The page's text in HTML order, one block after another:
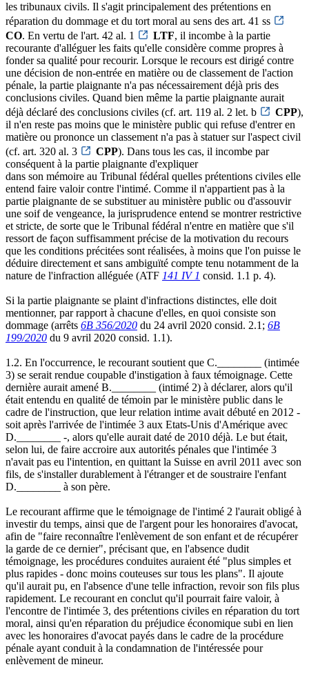
les tribunaux civils. Il s'agit principalement des prétentions en
réparation du dommage et du tort moral au sens des art. 41 ss
CO. En vertu de l'art. 42 al. 1 LTF, il incombe à la partie
recourante d'alléguer les faits qu'elle considère comme propres à
fonder sa qualité pour recourir. Lorsque le recours est dirigé contre
une décision de non-entrée en matière ou de classement de l'action
pénale, la partie plaignante n'a pas nécessairement déjà pris des
conclusions civiles. Quand bien même la partie plaignante aurait
déjà déclaré des conclusions civiles (cf. art. 119 al. 2 let. b
CPP),
il n'en reste pas moins que le ministère public qui refuse d'entrer en
matière ou prononce un classement n'a pas à statuer sur l'aspect civil
(cf. art. 320 al. 3
CPP). Dans tous les cas, il incombe par
conséquent à la partie plaignante d'expliquer
dans son mémoire au Tribunal fédéral quelles prétentions civiles elle
entend faire valoir contre l'intimé. Comme il n'appartient pas à la
partie plaignante de se substituer au ministère public ou d'assouvir
une soif de vengeance, la jurisprudence entend se montrer restrictive
et stricte, de sorte que le Tribunal fédéral n'entre en matière que s'il
ressort de façon suffisamment précise de la motivation du recours
que les conditions précitées sont réalisées, à moins que l'on puisse le
déduire directement et sans ambiguïté compte tenu notamment de la
nature de l'infraction alléguée (ATF 141 IV 1 consid. 1.1 p. 4).
Si la partie plaignante se plaint d'infractions distinctes, elle doit
mentionner, par rapport à chacune d'elles, en quoi consiste son
dommage (arrêts 6B 356/2020 du 24 avril 2020 consid. 2.1; 6B
199/2020 du 9 avril 2020 consid. 1.1).
1.2. En l'occurrence, le recourant soutient que C.________ (intimée
3) se serait rendue coupable d'instigation à faux témoignage. Cette
dernière aurait amené B.________ (intimé 2) à déclarer, alors qu'il
était entendu en qualité de témoin par le ministère public dans le
cadre de l'instruction, que leur relation intime avait débuté en 2012 -
soit après l'arrivée de l'intimée 3 aux Etats-Unis d'Amérique avec
D.________ -, alors qu'elle aurait daté de 2010 déjà. Le but était,
selon lui, de faire accroire aux autorités pénales que l'intimée 3
n'avait pas eu l'intention, en quittant la Suisse en avril 2011 avec son
fils, de s'installer durablement à l'étranger et de soustraire l'enfant
D.________ à son père.
Le recourant affirme que le témoignage de l'intimé 2 l'aurait obligé à
investir du temps, ainsi que de l'argent pour les honoraires d'avocat,
afin de "faire reconnaître l'enlèvement de son enfant et de récupérer
la garde de ce dernier", précisant que, en l'absence dudit
témoignage, les procédures conduites auraient été "plus simples et
plus rapides - donc moins couteuses sur tous les plans". Il ajoute
qu'il aurait pu, en l'absence d'une telle infraction, revoir son fils plus
rapidement. Le recourant en conclut qu'il pourrait faire valoir, à
l'encontre de l'intimée 3, des prétentions civiles en réparation du tort
moral, ainsi qu'en réparation du préjudice économique subi en lien
avec les honoraires d'avocat payés dans le cadre de la procédure
pénale ayant conduit à la condamnation de l'intéressée pour
enlèvement de mineur.